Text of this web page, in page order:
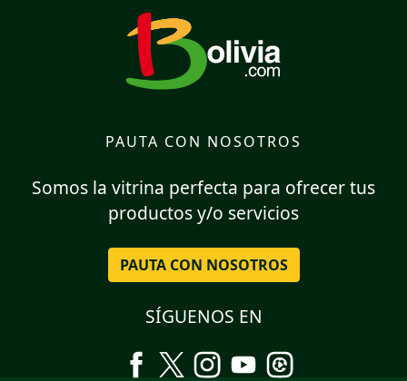
PAUTA CON NOSOTROS
Somos la vitrina perfecta para ofrecer tus
productos y/o servicios
PAUTA CON NOSOTROS
SÍGUENOS EN